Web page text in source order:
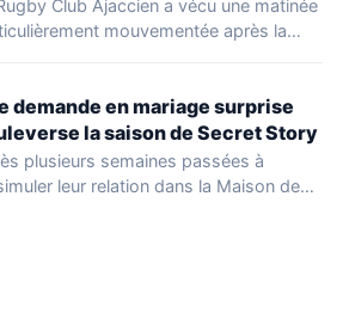
en moins d’1 heure
Club Ajaccien a vécu une matinée
mouvementée après la
demande en mariage surprise
la saison de Secret Story
plusieurs semaines passées à
leur relation dans la Maison des